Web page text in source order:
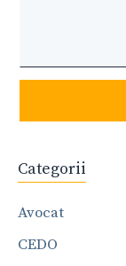
Categorii
Avocat
CEDO